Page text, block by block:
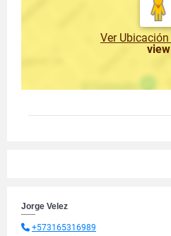
Ver Ubicación
view
Jorge Velez
+573165316989